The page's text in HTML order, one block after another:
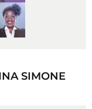
SIMONE